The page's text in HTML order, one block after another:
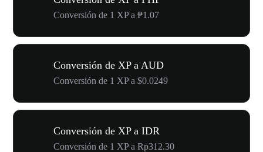
Conversión de 1 XP a ₱1.07
Conversión de XP a AUD
Conversión de 1 XP a $0.0249
Conversión de XP a IDR
Conversión de 1 XP a Rp312.30